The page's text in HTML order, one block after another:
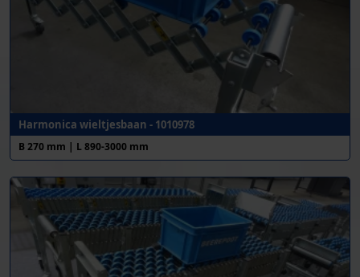
Harmonica wieltjesbaan - 1010978
B 270 mm | L 890-3000 mm